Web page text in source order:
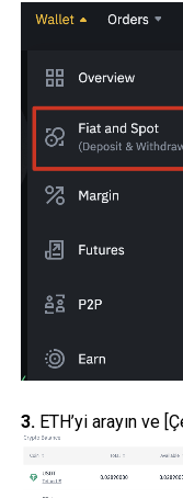
3.ETH’yi arayın ve